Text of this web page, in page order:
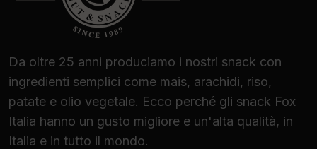
Da oltre 25 anni produciamo i nostri snack con
ingredienti semplici come mais, arachidi, riso,
patate e olio vegetale. Ecco perché gli snack Fox
Italia hanno un gusto migliore e un'alta qualità, in
Italia e in tutto il mondo.